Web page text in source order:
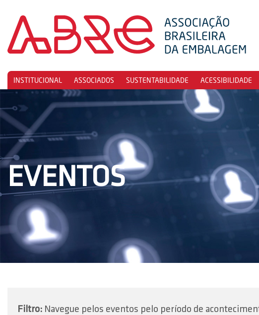
INSTITUCIONAL ASSOCIADOS SUSTENTABILIDADE ACESSIBILIDADE
EVENTOS
Filtro: Navegue pelos eventos pelo período de